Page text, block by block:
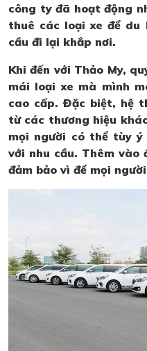
công ty đã hoạt động
thuê các loại xe để du
cầu đi lại khắp nơi.
Khi đến với Thảo My,
mái loại xe mà mình
cao cấp. Đặc biệt, hệ
từ các thương hiệu
mọi người có thể tùy
với nhu cầu. Thêm vào
đảm bảo vì để mọi